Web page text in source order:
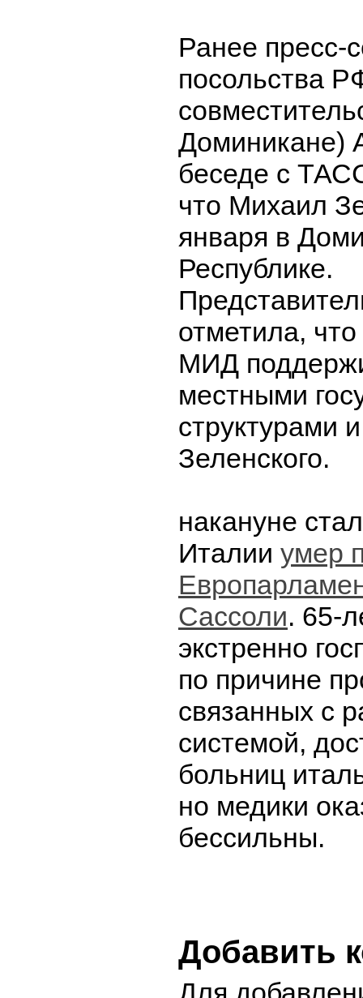
Ранее пресс-
посольства
Доминикане)
беседе с
что Михаил
января в
Республике.
отметила,
МИД
местными
структурами
Зеленского.
накануне
Италии умер
Сассоли. 65-
экстренно
по причине
связанных с
системой,
больниц
но медики
бессильны.
Добавить